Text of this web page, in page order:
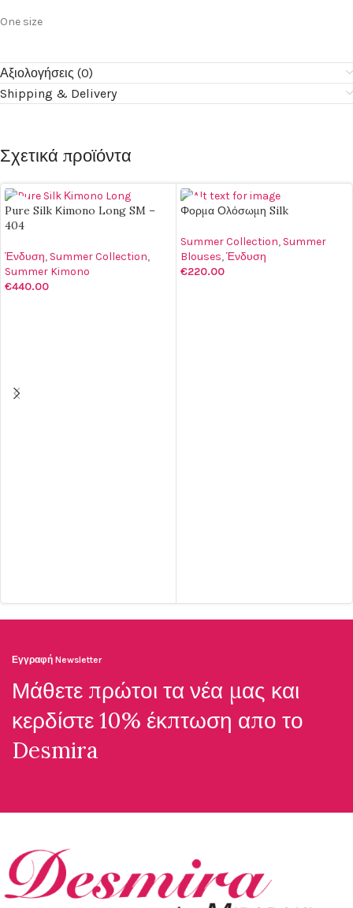
One size
Αξιολογήσεις (0)
Shipping & Delivery
Σχετικά προϊόντα
Pure Silk Κimono Long SM –
404
Ένδυση, Summer Collection,
Summer Kimono
€440.00
Φορμα Ολόσωμη Silk
Summer Collection, Summer
Blouses,Ένδυση
€220.00
Εγγραφή Newsletter
Μάθετε πρώτοι τα νέα μας και
κερδίστε 10% έκπτωση απο το
Desmira